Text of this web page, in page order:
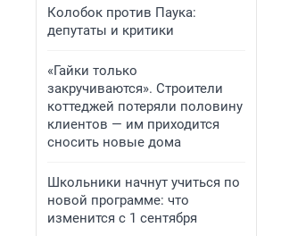
Колобок против Паука:
депутаты и критики
«Гайки только
закручиваются». Строители
коттеджей потеряли половину
клиентов — им приходится
сносить новые дома
Школьники начнут учиться по
новой программе: что
изменится с 1 сентября